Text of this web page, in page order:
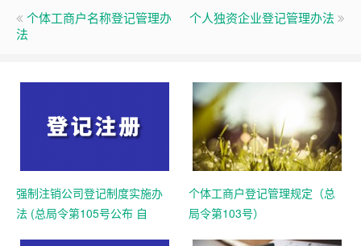
个体工商户名称登记管理办
法
个人独资企业登记管理办法
强制注销公司登记制度实施办
法 (总局令第105号公布 自
个体工商户登记管理规定（总
局令第103号）